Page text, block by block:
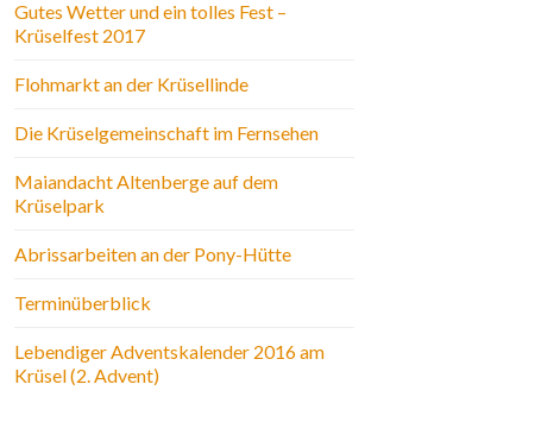
Gutes Wetter und ein tolles Fest –
Krüselfest 2017
Flohmarkt an der Krüsellinde
Die Krüselgemeinschaft im Fernsehen
Maiandacht Altenberge auf dem
Krüselpark
Abrissarbeiten an der Pony-Hütte
Terminüberblick
Lebendiger Adventskalender 2016 am
Krüsel (2. Advent)